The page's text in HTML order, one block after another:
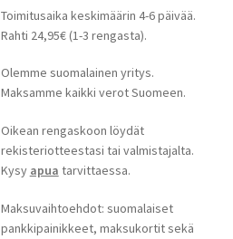
Toimitusaika keskimäärin 4-6 päivää.
Rahti 24,95€ (1-3 rengasta).
Olemme suomalainen yritys.
Maksamme kaikki verot Suomeen.
Oikean rengaskoon löydät
rekisteriotteestasi tai valmistajalta.
Kysy apua tarvittaessa.
Maksuvaihtoehdot: suomalaiset
pankkipainikkeet, maksukortit sekä